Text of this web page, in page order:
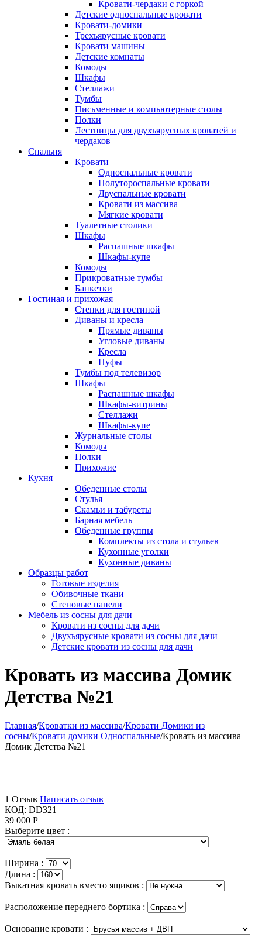
Кровати-чердаки с горкой
Детские односпальные кровати
Кровати-домики
Трехъярусные кровати
Кровати машины
Детские комнаты
Комоды
Шкафы
Стеллажи
Тумбы
Письменные и компьютерные столы
Полки
Лестницы для двухъярусных кроватей и
чердаков
Спальня
Кровати
Односпальные кровати
Полутороспальные кровати
Двуспальные кровати
Кровати из массива
Мягкие кровати
Туалетные столики
Шкафы
Распашные шкафы
Шкафы-купе
Комоды
Прикроватные тумбы
Банкетки
Гостиная и прихожая
Стенки для гостиной
Диваны и кресла
Прямые диваны
Угловые диваны
Кресла
Пуфы
Тумбы под телевизор
Шкафы
Распашные шкафы
Шкафы-витрины
Стеллажи
Шкафы-купе
Журнальные столы
Комоды
Полки
Прихожие
Кухня
Обеденные столы
Стулья
Скамьи и табуреты
Барная мебель
Обеденные группы
Комплекты из стола и стульев
Кухонные уголки
Кухонные диваны
Образцы работ
Готовые изделия
Обивочные ткани
Стеновые панели
Мебель из сосны для дачи
Кровати из сосны для дачи
Двухъярусные кровати из сосны для дачи
Детские кровати из сосны для дачи
Кровать из массива Домик
Детства №21
Главная/Кроватки из массива/Кровати Домики из
сосны/Кровати домики Односпальные/Кровать из массива
Домик Детства №21
1 Отзыв Написать отзыв
КОД: DD321
39 000 Р
Выберите цвет :
Ширина :
Длина :
Выкатная кровать вместо ящиков :
Расположение переднего бортика :
Основание кровати :